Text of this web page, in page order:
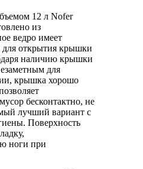
12 л Nofer
из
ведро имеет
открытия крышки
наличию крышки
для
крышка хорошо
бесконтактно, не
лучший вариант с
Поверхность
ноги при